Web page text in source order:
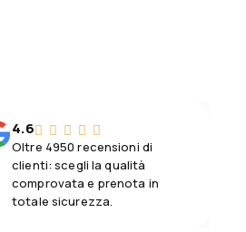
4.6
Oltre 4950 recensioni di
clienti: scegli la qualità
comprovata e prenota in
totale sicurezza.